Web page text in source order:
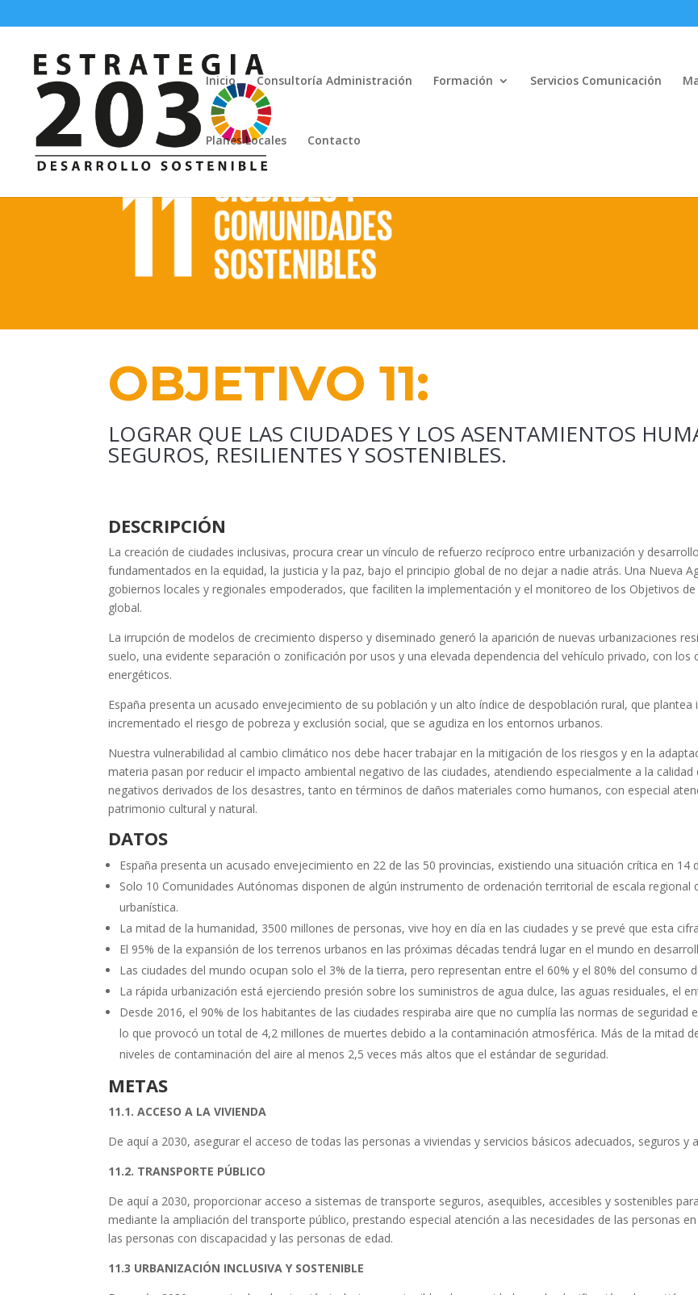
Inicio Consultoría Administración Formación Servicios Comunicación
Planes Locales Contacto
OBJETIVO 11:
LOGRAR QUE LAS CIUDADES Y LOS ASENTAMIENTOS
SEGUROS, RESILIENTES Y SOSTENIBLES.
DESCRIPCIÓN
La creación de ciudades inclusivas, procura crear un vínculo de refuerzo recíproco entre urbanización y
fundamentados en la equidad, la justicia y la paz, bajo el principio global de no dejar a nadie atrás. Una Nueva
gobiernos locales y regionales empoderados, que faciliten la implementación y el monitoreo de los Objetivos
global.
La irrupción de modelos de crecimiento disperso y diseminado generó la aparición de nuevas urbanizaciones
suelo, una evidente separación o zonificación por usos y una elevada dependencia del vehículo privado, con
energéticos.
España presenta un acusado envejecimiento de su población y un alto índice de despoblación rural, que
incrementado el riesgo de pobreza y exclusión social, que se agudiza en los entornos urbanos.
Nuestra vulnerabilidad al cambio climático nos debe hacer trabajar en la mitigación de los riesgos y en la
materia pasan por reducir el impacto ambiental negativo de las ciudades, atendiendo especialmente a la
negativos derivados de los desastres, tanto en términos de daños materiales como humanos, con especial
patrimonio cultural y natural.
DATOS
España presenta un acusado envejecimiento en 22 de las 50 provincias, existiendo una situación crítica en 14
Solo 10 Comunidades Autónomas disponen de algún instrumento de ordenación territorial de escala
urbanística.
La mitad de la humanidad, 3500 millones de personas, vive hoy en día en las ciudades y se prevé que esta
El 95% de la expansión de los terrenos urbanos en las próximas décadas tendrá lugar en el mundo en
Las ciudades del mundo ocupan solo el 3% de la tierra, pero representan entre el 60% y el 80% del consumo
La rápida urbanización está ejerciendo presión sobre los suministros de agua dulce, las aguas residuales, el
Desde 2016, el 90% de los habitantes de las ciudades respiraba aire que no cumplía las normas de seguridad
lo que provocó un total de 4,2 millones de muertes debido a la contaminación atmosférica. Más de la mitad
niveles de contaminación del aire al menos 2,5 veces más altos que el estándar de seguridad.
METAS
11.1. ACCESO A LA VIVIENDA
De aquí a 2030, asegurar el acceso de todas las personas a viviendas y servicios básicos adecuados, seguros
11.2. TRANSPORTE PÚBLICO
De aquí a 2030, proporcionar acceso a sistemas de transporte seguros, asequibles, accesibles y sostenibles
mediante la ampliación del transporte público, prestando especial atención a las necesidades de las personas
las personas con discapacidad y las personas de edad.
11.3 URBANIZACIÓN INCLUSIVA Y SOSTENIBLE